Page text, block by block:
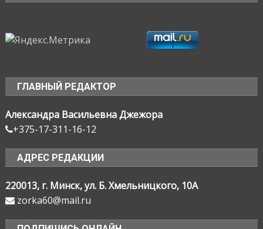
ГЛАВНЫЙ РЕДАКТОР
Александра Васильевна Джежора
+375-17-311-16-12
АДРЕС РЕДАКЦИИ
220013, г. Минск, ул. Б. Хмельницкого, 10А
zorka60@mail.ru